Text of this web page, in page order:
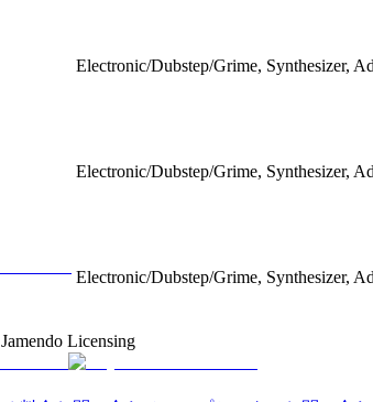
Electronic/Dubstep/Grime, Synthesizer,
Electronic/Dubstep/Grime, Synthesizer,
Electronic/Dubstep/Grime, Synthesizer,
Jamendo Licensing